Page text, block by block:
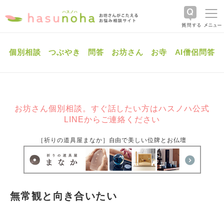
個別相談 つぶやき 問答 お坊さん お寺 AI僧侶問答
お坊さん個別相談。すぐ話したい方はハスノハ公式
LINEからご連絡ください
［祈りの道具屋まなか］自由で美しい位牌とお仏壇
無常観と向き合いたい